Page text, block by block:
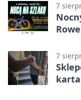
7
7
karta